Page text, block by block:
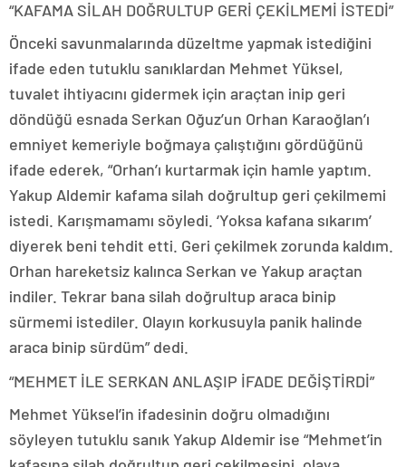
“KAFAMA SİLAH DOĞRULTUP GERİ ÇEKİLMEMİ İSTEDİ”
Önceki savunmalarında düzeltme yapmak istediğini
ifade eden tutuklu sanıklardan Mehmet Yüksel,
tuvalet ihtiyacını gidermek için araçtan inip geri
döndüğü esnada Serkan Oğuz’un Orhan Karaoğlan’ı
emniyet kemeriyle boğmaya çalıştığını gördüğünü
ifade ederek, “Orhan’ı kurtarmak için hamle yaptım.
Yakup Aldemir kafama silah doğrultup geri çekilmemi
istedi. Karışmamamı söyledi. ‘Yoksa kafana sıkarım’
diyerek beni tehdit etti. Geri çekilmek zorunda kaldım.
Orhan hareketsiz kalınca Serkan ve Yakup araçtan
indiler. Tekrar bana silah doğrultup araca binip
sürmemi istediler. Olayın korkusuyla panik halinde
araca binip sürdüm” dedi.
“MEHMET İLE SERKAN ANLAŞIP İFADE DEĞİŞTİRDİ”
Mehmet Yüksel’in ifadesinin doğru olmadığını
söyleyen tutuklu sanık Yakup Aldemir ise “Mehmet’in